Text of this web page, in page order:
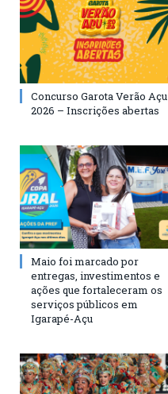
Concurso Garota Verão Açu
2026 – Inscrições abertas
Maio foi marcado por
entregas, investimentos e
ações que fortaleceram os
serviços públicos em
Igarapé-Açu